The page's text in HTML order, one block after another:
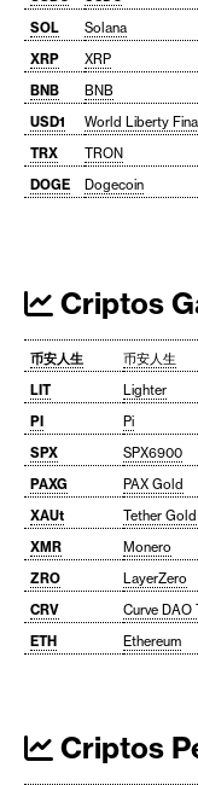
SOL
Solana
XRP
XRP
BNB
BNB
USD1
World Liberty
TRX
TRON
DOGE
Dogecoin
Criptos
币安人生 币安人生
LIT
Lighter
PI
Pi
SPX
SPX6900
PAXG
PAX Gold
XAUt
Tether Gold
XMR
Monero
ZRO
LayerZero
CRV
Curve DAO
ETH
Ethereum
Criptos